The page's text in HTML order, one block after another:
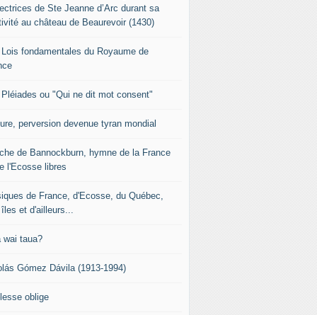
de Ste Jeanne d’Arc durant sa
au château de Beaurevoir (1430)
fondamentales du Royaume de
Pléiades ou "Qui ne dit mot consent"
perversion devenue tyran mondial
de Bannockburn, hymne de la France
l'Ecosse libres
de France, d'Ecosse, du Québec,
et d'ailleurs...
wai taua?
Gómez Dávila (1913-1994)
oblige